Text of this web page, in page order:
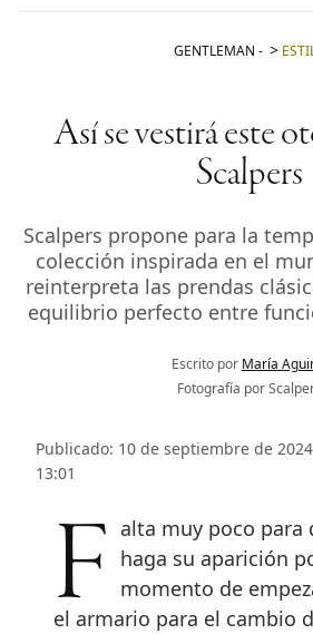
GENTLEMAN -
Así se vestirá este
Scalpers
Scalpers propone para la
colección inspirada en el
reinterpreta las prendas
equilibrio perfecto entre
Escrito por María
Fotografía por
Publicado: 10 de septiembre de
13:01
Falta muy poco para que el otoño haga su aparición
momento de
el armario para el cambio